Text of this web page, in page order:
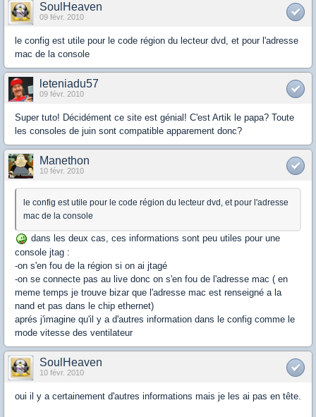
SoulHeaven
09 févr. 2010
le config est utile pour le code région du lecteur dvd, et pour l'adresse
mac de la console
leteniadu57
09 févr. 2010
Super tuto! Décidément ce site est génial! C'est Artik le papa? Toute
les consoles de juin sont compatible apparement donc?
Manethon
10 févr. 2010
le config est utile pour le code région du lecteur dvd, et pour l'adresse
mac de la console
dans les deux cas, ces informations sont peu utiles pour une
console jtag :
-on s'en fou de la région si on ai jtagé
-on se connecte pas au live donc on s'en fou de l'adresse mac ( en
meme temps je trouve bizar que l'adresse mac est renseigné a la
nand et pas dans le chip ethernet)
aprés j'imagine qu'il y a d'autres information dans le config comme le
mode vitesse des ventilateur
SoulHeaven
10 févr. 2010
oui il y a certainement d'autres informations mais je les ai pas en tête.